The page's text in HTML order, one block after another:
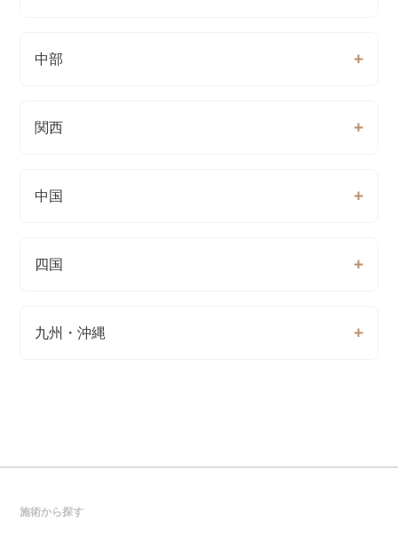
中部
関西
中国
四国
九州・沖縄
施術から探す